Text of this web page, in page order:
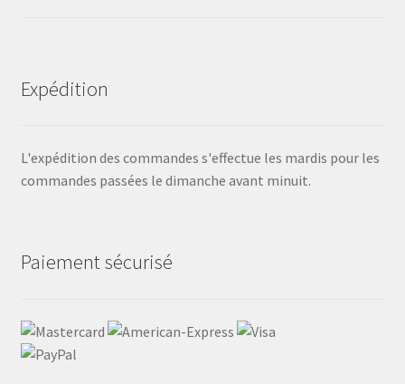
Expédition
L'expédition des commandes s'effectue les mardis pour les
commandes passées le dimanche avant minuit.
Paiement sécurisé